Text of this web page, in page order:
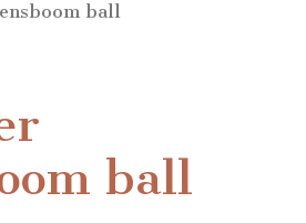
ball
ball